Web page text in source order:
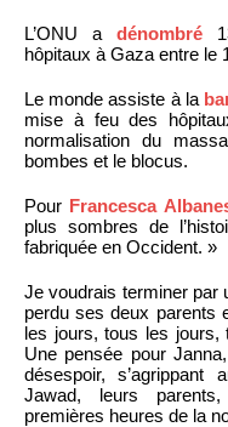
L’ONU a dénombré
hôpitaux à Gaza entre le
Le monde assiste à la
mise à feu des
normalisation du
bombes et le blocus.
Pour Francesca
plus sombres de
fabriquée en Occident. »
Je voudrais terminer par
perdu ses deux parents
les jours, tous les jours,
Une pensée pour
désespoir,
Jawad, leurs
premières heures de la